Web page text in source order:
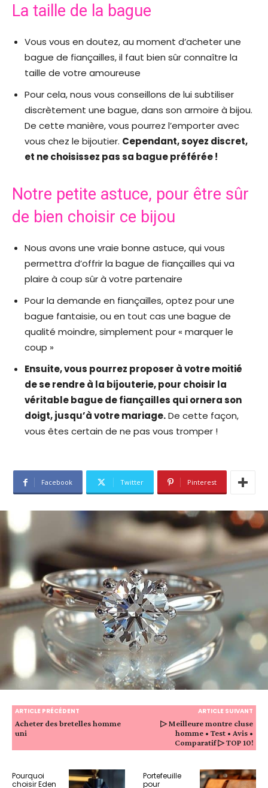
La taille de la bague
Vous vous en doutez, au moment d’acheter une
bague de fiançailles, il faut bien sûr connaître la
taille de votre amoureuse
Pour cela, nous vous conseillons de lui subtiliser
discrètement une bague, dans son armoire à bijou.
De cette manière, vous pourrez l’emporter avec
vous chez le bijoutier. Cependant, soyez discret,
et ne choisissez pas sa bague préférée !
Notre petite astuce, pour être sûr
de bien choisir ce bijou
Nous avons une vraie bonne astuce, qui vous
permettra d’offrir la bague de fiançailles qui va
plaire à coup sûr à votre partenaire
Pour la demande en fiançailles, optez pour une
bague fantaisie, ou en tout cas une bague de
qualité moindre, simplement pour « marquer le
coup »
Ensuite, vous pourrez proposer à votre moitié
de se rendre à la bijouterie, pour choisir la
véritable bague de fiançailles qui ornera son
doigt, jusqu’à votre mariage.De cette façon,
vous êtes certain de ne pas vous tromper !
Facebook Twitter Pinterest
ARTICLE PRÉCÉDENT
Acheter des bretelles homme
uni
ARTICLE SUIVANT
▷ Meilleure montre cluse
homme • Test • Avis •
Comparatif ▷ TOP 10!
Pourquoi
choisir Eden
Portefeuille
pour